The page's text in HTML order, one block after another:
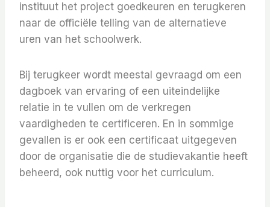
instituut het project goedkeuren en terugkeren
naar de officiële telling van de alternatieve
uren van het schoolwerk.
Bij terugkeer wordt meestal gevraagd om een ​​
dagboek van ervaring of een uiteindelijke
relatie in te vullen om de verkregen
vaardigheden te certificeren. En in sommige
gevallen is er ook een certificaat uitgegeven
door de organisatie die de studievakantie heeft
beheerd, ook nuttig voor het curriculum.